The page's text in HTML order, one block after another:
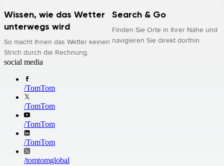
Wissen, wie das Wetter
unterwegs wird
So macht Ihnen das Wetter keinen
Strich durch die Rechnung.
Search & Go
Finden Sie Orte in Ihrer Nähe und
navigieren Sie direkt dorthin.
social media
/TomTom
/TomTom
/TomTom
/TomTom
/tomtomglobal